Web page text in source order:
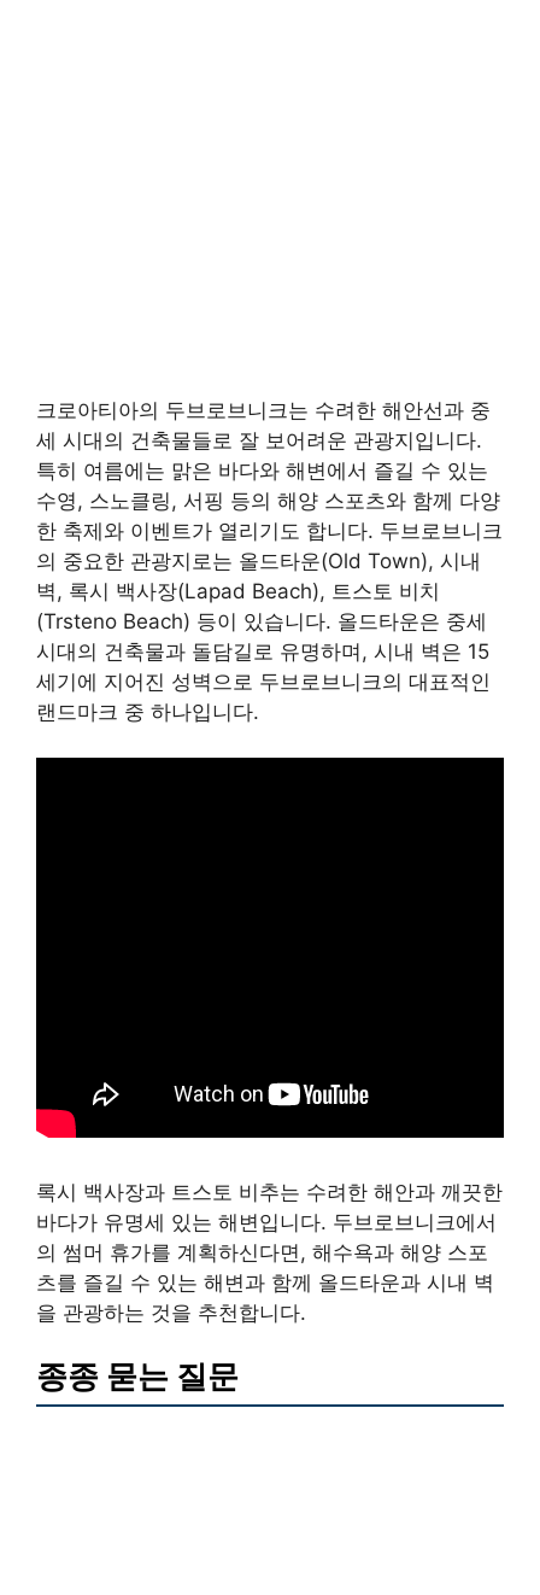
크로아티아의 두브로브니크는 수려한 해안선과 중
세 시대의 건축물들로 잘 보어려운 관광지입니다.
특히 여름에는 맑은 바다와 해변에서 즐길 수 있는
수영, 스노클링, 서핑 등의 해양 스포츠와 함께 다양
한 축제와 이벤트가 열리기도 합니다. 두브로브니크
의 중요한 관광지로는 올드타운(Old Town), 시내
벽, 록시 백사장(Lapad Beach), 트스토 비치
(Trsteno Beach) 등이 있습니다. 올드타운은 중세
시대의 건축물과 돌담길로 유명하며, 시내 벽은 15
세기에 지어진 성벽으로 두브로브니크의 대표적인
랜드마크 중 하나입니다.
록시 백사장과 트스토 비추는 수려한 해안과 깨끗한
바다가 유명세 있는 해변입니다. 두브로브니크에서
의 썸머 휴가를 계획하신다면, 해수욕과 해양 스포
츠를 즐길 수 있는 해변과 함께 올드타운과 시내 벽
을 관광하는 것을 추천합니다.
종종 묻는 질문